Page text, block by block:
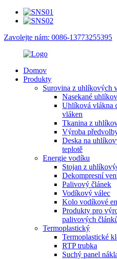
Zavolejte nám: 0086-13773255395
Domov
Produkty
Surovina z uhlíkových
Nasekané
Uhlíková vlákna
vláken
Tkanina z
Výroba
Deska na
teplotě
Energie vodíku
Stojan z
Dekompresní
Palivový článek
Vodíkový válec
Kolo vodíkové
Produkty pro
palivových
Termoplastický
Termoplastické
RTP trubka
Suchý panel